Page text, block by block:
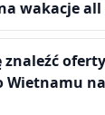
wakacje all
znaleźć
Wietnamu